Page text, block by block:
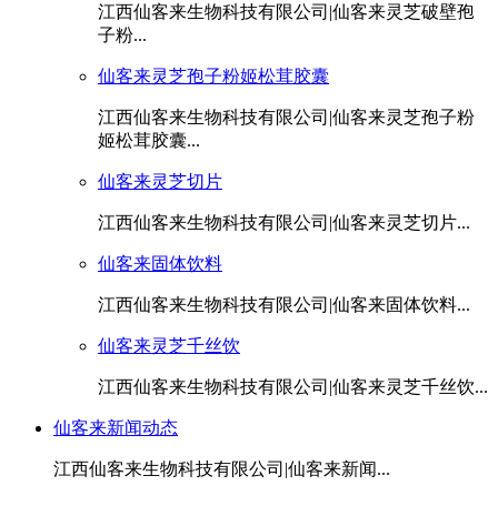
江西仙客来生物科技有限公司|仙客来灵芝破壁孢
子粉...
仙客来灵芝孢子粉姬松茸胶囊
江西仙客来生物科技有限公司|仙客来灵芝孢子粉
姬松茸胶囊...
仙客来灵芝切片
江西仙客来生物科技有限公司|仙客来灵芝切片...
仙客来固体饮料
江西仙客来生物科技有限公司|仙客来固体饮料...
仙客来灵芝千丝饮
江西仙客来生物科技有限公司|仙客来灵芝千丝饮...
仙客来新闻动态
江西仙客来生物科技有限公司|仙客来新闻...